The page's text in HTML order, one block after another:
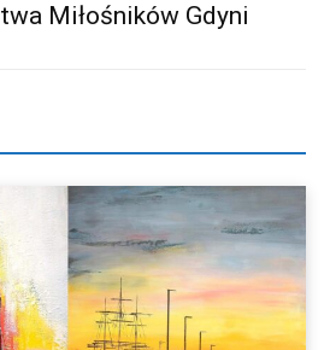
Miłośników Gdyni